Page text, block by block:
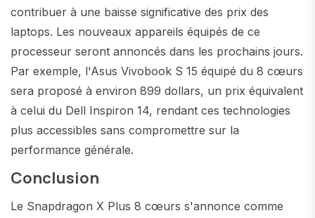
contribuer à une baisse significative des prix des
laptops. Les nouveaux appareils équipés de ce
processeur seront annoncés dans les prochains jours.
Par exemple, l'Asus Vivobook S 15 équipé du 8 cœurs
sera proposé à environ 899 dollars, un prix équivalent
à celui du Dell Inspiron 14, rendant ces technologies
plus accessibles sans compromettre sur la
performance générale.
Conclusion
Le Snapdragon X Plus 8 cœurs s'annonce comme